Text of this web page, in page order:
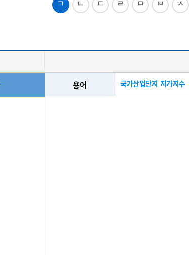
ㄱ ㄴ ㄷ ㄹ ㅁ ㅂ ㅅ
용어 국가산업단지 지가지수